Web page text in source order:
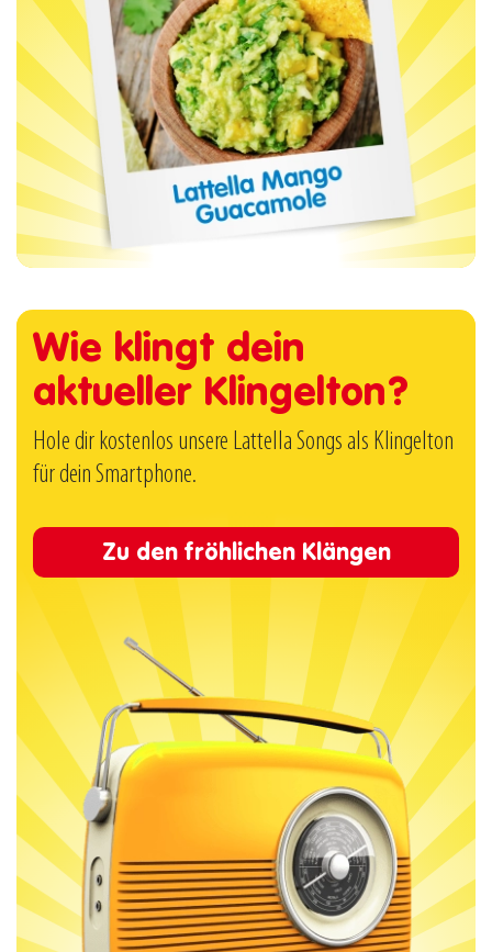
Wie klingt dein
aktueller Klingelton?
Hole dir kostenlos unsere Lattella Songs als Klingelton
für dein Smartphone.
Zu den fröhlichen Klängen